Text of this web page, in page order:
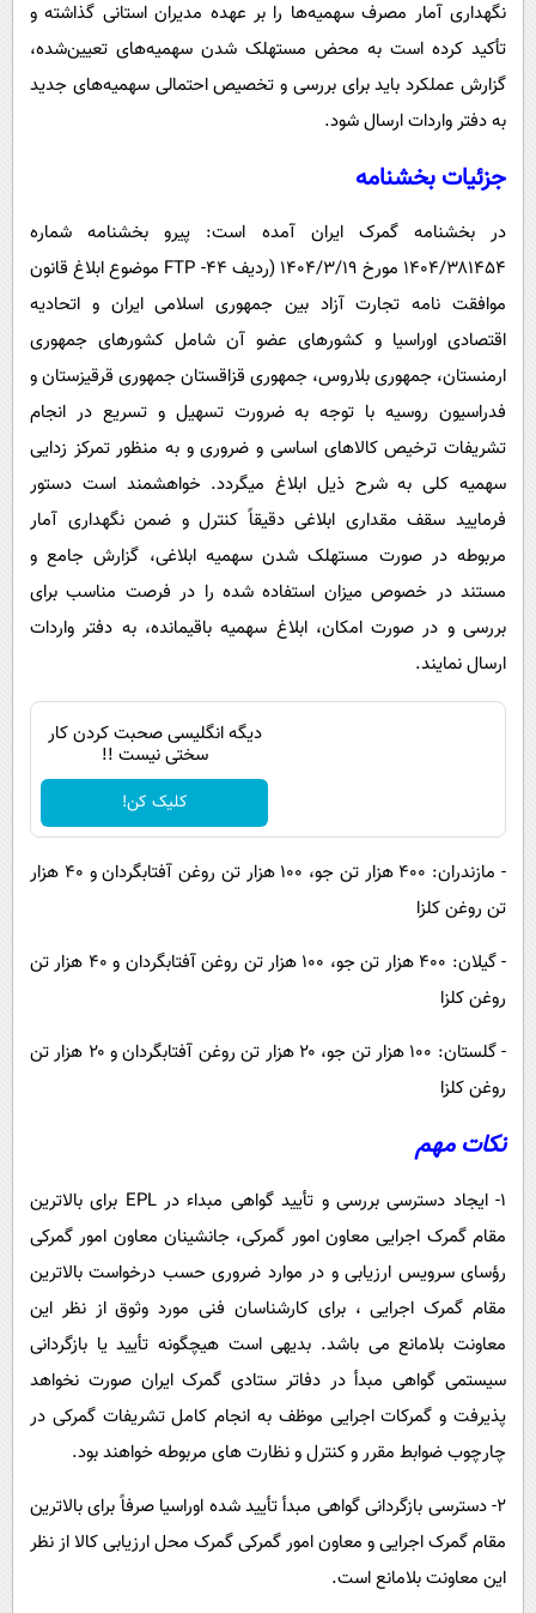
نگهداری آمار مصرف سهمیه‌ها را بر عهده مدیران استانی گذاشته و
تأکید کرده است به محض مستهلک شدن سهمیه‌های تعیین‌شده،
گزارش عملکرد باید برای بررسی و تخصیص احتمالی سهمیه‌های جدید
به دفتر واردات ارسال شود.
جزئیات بخشنامه
در بخشنامه گمرک ایران آمده است: پیرو بخشنامه شماره
۱۴۰۴/۳۸۱۴۵۴ مورخ ۱۴۰۴/۳/۱۹ (ردیف ۴۴- FTP موضوع ابلاغ قانون
موافقت نامه تجارت آزاد بین جمهوری اسلامی ایران و اتحادیه
اقتصادی اوراسیا و کشورهای عضو آن شامل کشورهای جمهوری
ارمنستان، جمهوری بلاروس، جمهوری قزاقستان جمهوری قرقیزستان و
فدراسیون روسیه با توجه به ضرورت تسهیل و تسریع در انجام
تشریفات ترخیص کالاهای اساسی و ضروری و به منظور تمرکز زدایی
سهمیه کلی به شرح ذیل ابلاغ میگردد. خواهشمند است دستور
فرمایید سقف مقداری ابلاغی دقیقاً کنترل و ضمن نگهداری آمار
مربوطه در صورت مستهلک شدن سهمیه ابلاغی، گزارش جامع و
مستند در خصوص میزان استفاده شده را در فرصت مناسب برای
بررسی و در صورت امکان، ابلاغ سهمیه باقیمانده، به دفتر واردات
ارسال نمایند.
دیگه انگلیسی صحبت کردن کار
سختی نیست !!
کلیک کن!
- مازندران: ۴۰۰ هزار تن جو، ۱۰۰ هزار تن روغن آفتابگردان و ۴۰ هزار
تن روغن کلزا
- گیلان: ۴۰۰ هزار تن جو، ۱۰۰ هزار تن روغن آفتابگردان و ۴۰ هزار تن
روغن کلزا
- گلستان: ۱۰۰ هزار تن جو، ۲۰ هزار تن روغن آفتابگردان و ۲۰ هزار تن
روغن کلزا
نکات مهم
۱- ایجاد دسترسی بررسی و تأیید گواهی مبداء در EPL برای بالاترین
مقام گمرک اجرایی معاون امور گمرکی، جانشینان معاون امور گمرکی
رؤسای سرویس ارزیابی و در موارد ضروری حسب درخواست بالاترین
مقام گمرک اجرایی ، برای کارشناسان فنی مورد وثوق از نظر این
معاونت بلامانع می باشد. بدیهی است هیچگونه تأیید یا بازگردانی
سیستمی گواهی مبدأ در دفاتر ستادی گمرک ایران صورت نخواهد
پذیرفت و گمرکات اجرایی موظف به انجام کامل تشریفات گمرکی در
چارچوب ضوابط مقرر و کنترل و نظارت های مربوطه خواهند بود.
۲- دسترسی بازگردانی گواهی مبدأ تأیید شده اوراسیا صرفاً برای بالاترین
مقام گمرک اجرایی و معاون امور گمرکی گمرک محل ارزیابی کالا از نظر
این معاونت بلامانع است.